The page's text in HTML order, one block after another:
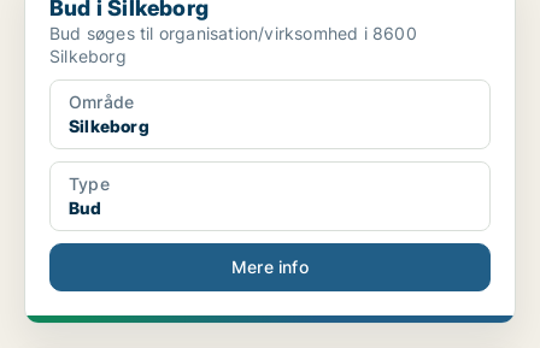
Bud i Silkeborg
Bud søges til organisation/virksomhed i 8600
Silkeborg
Område
Silkeborg
Type
Bud
Mere info